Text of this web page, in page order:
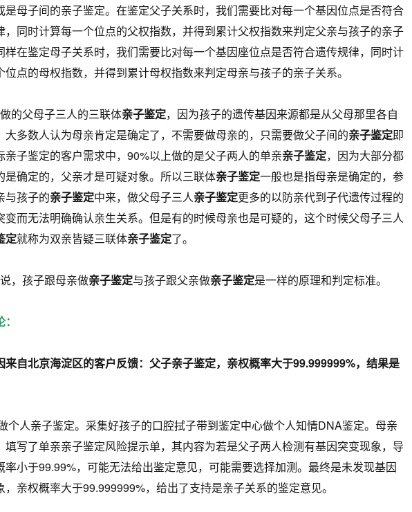
是母子间的亲子鉴定。在鉴定父子关系时，我们需要比对每一个基因位点是否符合
，同时计算每一个位点的父权指数，并得到累计父权指数来判定父亲与孩子的亲子
样在鉴定母子关系时，我们需要比对每一个基因座位点是否符合遗传规律，同时计
位点的母权指数，并得到累计母权指数来判定母亲与孩子的亲子关系。
的父母子三人的三联体亲子鉴定，因为孩子的遗传基因来源都是从父母那里各自
大多数人认为母亲肯定是确定了，不需要做母亲的，只需要做父子间的亲子鉴定即
亲子鉴定的客户需求中，90%以上做的是父子两人的单亲亲子鉴定，因为大部分都
是确定的，父亲才是可疑对象。所以三联体亲子鉴定一般也是指母亲是确定的，参
与孩子的亲子鉴定中来，做父母子三人亲子鉴定更多的以防亲代到子代遗传过程的
变而无法明确确认亲生关系。但是有的时候母亲也是可疑的，这个时候父母子三人
定就称为双亲皆疑三联体亲子鉴定了。
，孩子跟母亲做亲子鉴定与孩子跟父亲做亲子鉴定是一样的原理和判定标准。
来自北京海淀区的客户反馈：父子亲子鉴定，亲权概率大于99.999999%，结果是
个人亲子鉴定。采集好孩子的口腔拭子带到鉴定中心做个人知情DNA鉴定。母亲
填写了单亲亲子鉴定风险提示单，其内容为若是父子两人检测有基因突变现象，导
率小于99.99%，可能无法给出鉴定意见，可能需要选择加测。最终是未发现基因
，亲权概率大于99.999999%，给出了支持是亲子关系的鉴定意见。